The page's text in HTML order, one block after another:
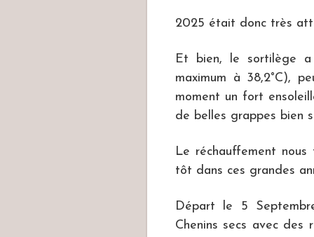
2025 était donc très
Et bien, le sortilège
maximum à 38,2°C),
moment un fort
de belles grappes bien
Le réchauffement
tôt dans ces grandes
Départ le 5
Chenins secs avec